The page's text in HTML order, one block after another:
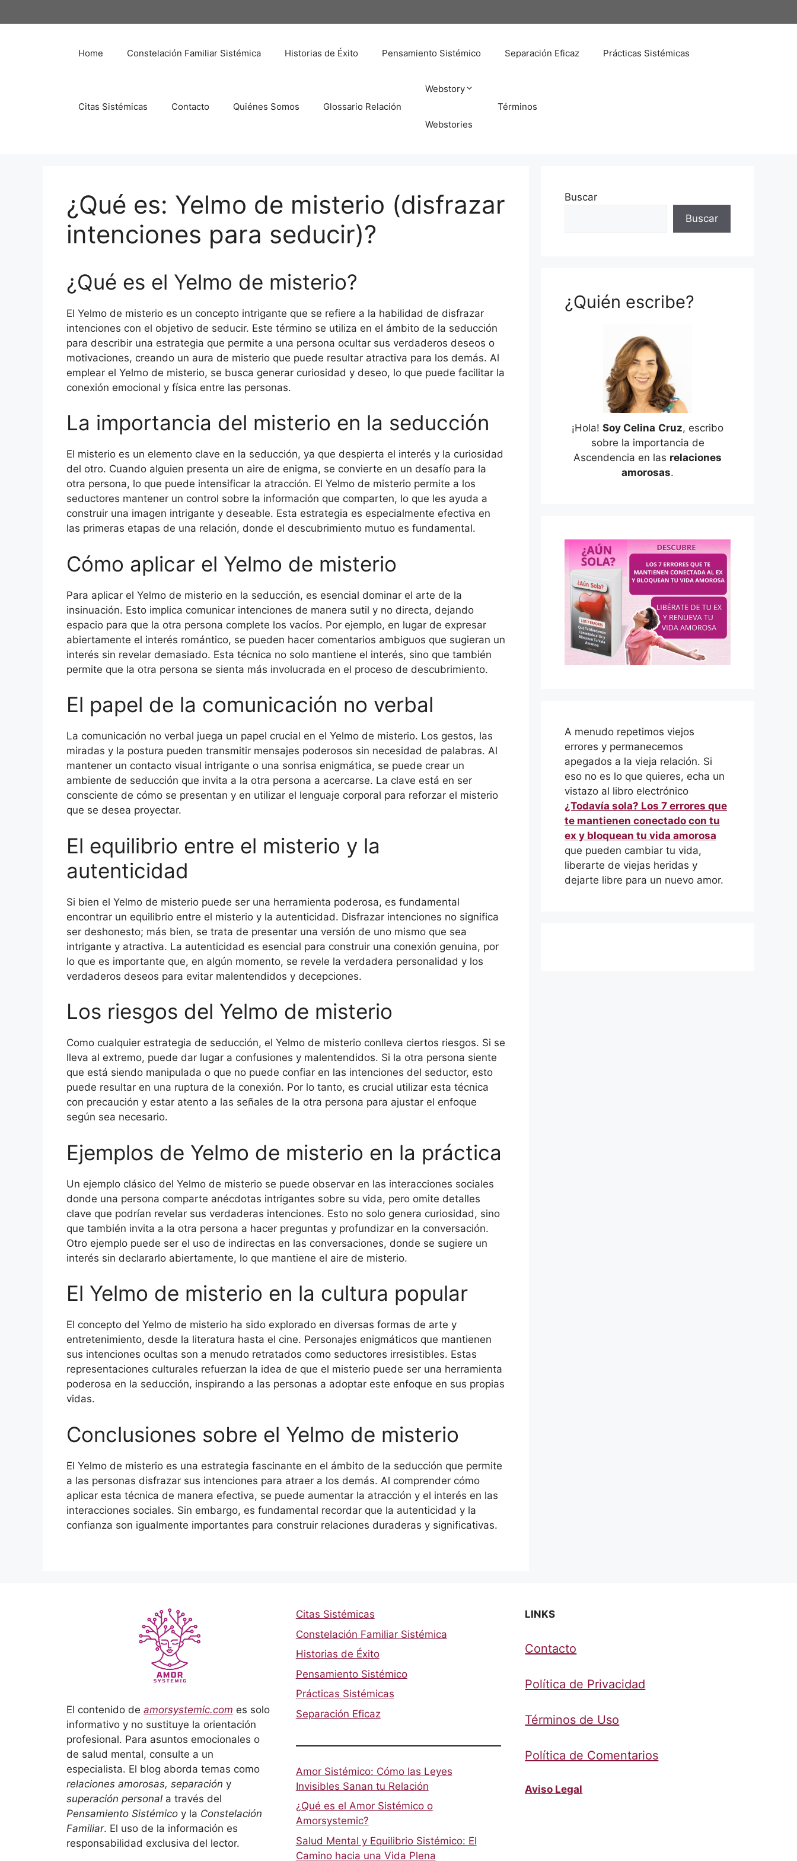
al
Home Constelación Familiar Sistémica Historias de Éxito Pensamiento Sistémico Separación Eficaz Prácticas Sistémicas
Citas Sistémicas Contacto Quiénes Somos Glossario Relación
Webstory
Webstories
Términos
¿Qué es: Yelmo de misterio (disfrazar
intenciones para seducir)?
¿Qué es el Yelmo de misterio?
El Yelmo de misterio es un concepto intrigante que se refiere a la habilidad de disfrazar
intenciones con el objetivo de seducir. Este término se utiliza en el ámbito de la seducción
para describir una estrategia que permite a una persona ocultar sus verdaderos deseos o
motivaciones, creando un aura de misterio que puede resultar atractiva para los demás. Al
emplear el Yelmo de misterio, se busca generar curiosidad y deseo, lo que puede facilitar la
conexión emocional y física entre las personas.
La importancia del misterio en la seducción
El misterio es un elemento clave en la seducción, ya que despierta el interés y la curiosidad
del otro. Cuando alguien presenta un aire de enigma, se convierte en un desafío para la
otra persona, lo que puede intensificar la atracción. El Yelmo de misterio permite a los
seductores mantener un control sobre la información que comparten, lo que les ayuda a
construir una imagen intrigante y deseable. Esta estrategia es especialmente efectiva en
las primeras etapas de una relación, donde el descubrimiento mutuo es fundamental.
Cómo aplicar el Yelmo de misterio
Para aplicar el Yelmo de misterio en la seducción, es esencial dominar el arte de la
insinuación. Esto implica comunicar intenciones de manera sutil y no directa, dejando
espacio para que la otra persona complete los vacíos. Por ejemplo, en lugar de expresar
abiertamente el interés romántico, se pueden hacer comentarios ambiguos que sugieran un
interés sin revelar demasiado. Esta técnica no solo mantiene el interés, sino que también
permite que la otra persona se sienta más involucrada en el proceso de descubrimiento.
El papel de la comunicación no verbal
La comunicación no verbal juega un papel crucial en el Yelmo de misterio. Los gestos, las
miradas y la postura pueden transmitir mensajes poderosos sin necesidad de palabras. Al
mantener un contacto visual intrigante o una sonrisa enigmática, se puede crear un
ambiente de seducción que invita a la otra persona a acercarse. La clave está en ser
consciente de cómo se presentan y en utilizar el lenguaje corporal para reforzar el misterio
que se desea proyectar.
El equilibrio entre el misterio y la
autenticidad
Si bien el Yelmo de misterio puede ser una herramienta poderosa, es fundamental
encontrar un equilibrio entre el misterio y la autenticidad. Disfrazar intenciones no significa
ser deshonesto; más bien, se trata de presentar una versión de uno mismo que sea
intrigante y atractiva. La autenticidad es esencial para construir una conexión genuina, por
lo que es importante que, en algún momento, se revele la verdadera personalidad y los
verdaderos deseos para evitar malentendidos y decepciones.
Los riesgos del Yelmo de misterio
Como cualquier estrategia de seducción, el Yelmo de misterio conlleva ciertos riesgos. Si se
lleva al extremo, puede dar lugar a confusiones y malentendidos. Si la otra persona siente
que está siendo manipulada o que no puede confiar en las intenciones del seductor, esto
puede resultar en una ruptura de la conexión. Por lo tanto, es crucial utilizar esta técnica
con precaución y estar atento a las señales de la otra persona para ajustar el enfoque
según sea necesario.
Ejemplos de Yelmo de misterio en la práctica
Un ejemplo clásico del Yelmo de misterio se puede observar en las interacciones sociales
donde una persona comparte anécdotas intrigantes sobre su vida, pero omite detalles
clave que podrían revelar sus verdaderas intenciones. Esto no solo genera curiosidad, sino
que también invita a la otra persona a hacer preguntas y profundizar en la conversación.
Otro ejemplo puede ser el uso de indirectas en las conversaciones, donde se sugiere un
interés sin declararlo abiertamente, lo que mantiene el aire de misterio.
El Yelmo de misterio en la cultura popular
El concepto del Yelmo de misterio ha sido explorado en diversas formas de arte y
entretenimiento, desde la literatura hasta el cine. Personajes enigmáticos que mantienen
sus intenciones ocultas son a menudo retratados como seductores irresistibles. Estas
representaciones culturales refuerzan la idea de que el misterio puede ser una herramienta
poderosa en la seducción, inspirando a las personas a adoptar este enfoque en sus propias
vidas.
Conclusiones sobre el Yelmo de misterio
El Yelmo de misterio es una estrategia fascinante en el ámbito de la seducción que permite
a las personas disfrazar sus intenciones para atraer a los demás. Al comprender cómo
aplicar esta técnica de manera efectiva, se puede aumentar la atracción y el interés en las
interacciones sociales. Sin embargo, es fundamental recordar que la autenticidad y la
confianza son igualmente importantes para construir relaciones duraderas y significativas.
Buscar
Buscar
¿Quién escribe?
¡Hola! Soy Celina Cruz, escribo
sobre la importancia de
Ascendencia en las relaciones
amorosas.
A menudo repetimos viejos
errores y permanecemos
apegados a la vieja relación. Si
eso no es lo que quieres, echa un
vistazo al libro electrónico
¿Todavía sola? Los 7 errores que
te mantienen conectado con tu
ex y bloquean tu vida amorosa
que pueden cambiar tu vida,
liberarte de viejas heridas y
dejarte libre para un nuevo amor.
El contenido de amorsystemic.com es solo
informativo y no sustituye la orientación
profesional. Para asuntos emocionales o
de salud mental, consulte a un
especialista. El blog aborda temas como
relaciones amorosas, separación y
superación personal a través del
Pensamiento Sistémico y la Constelación
Familiar. El uso de la información es
responsabilidad exclusiva del lector.
Citas Sistémicas
Constelación Familiar Sistémica
Historias de Éxito
Pensamiento Sistémico
Prácticas Sistémicas
Separación Eficaz
Amor Sistémico: Cómo las Leyes
Invisibles Sanan tu Relación
¿Qué es el Amor Sistémico o
Amorsystemic?
Salud Mental y Equilibrio Sistémico: El
Camino hacia una Vida Plena
LINKS
Contacto
Política de Privacidad
Términos de Uso
Política de Comentarios
Aviso Legal